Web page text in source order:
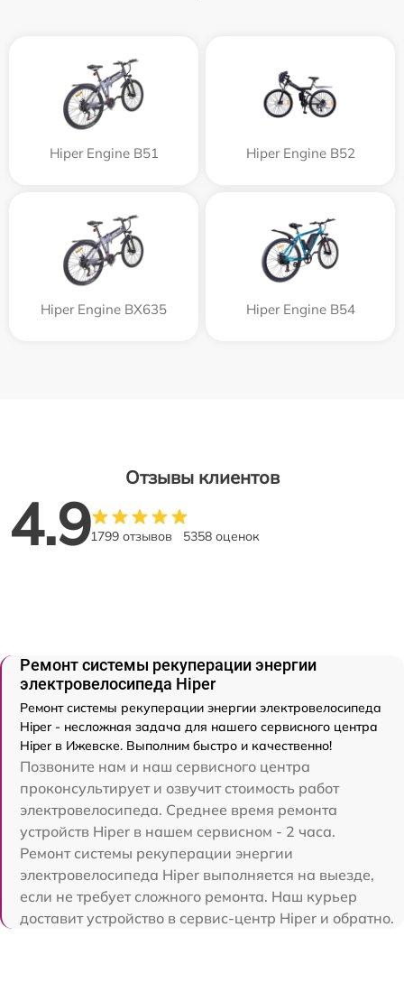
Hiper Engine B51 Hiper Engine B52
Hiper Engine BX635 Hiper Engine B54
Отзывы клиентов
4.91799 отзывов 5358 оценок
Ремонт системы рекуперации энергии
электровелосипеда Hiper
Ремонт системы рекуперации энергии электровелосипеда
Hiper - несложная задача для нашего сервисного центра
Hiper в Ижевске. Выполним быстро и качественно!
Позвоните нам и наш сервисного центра
проконсультирует и озвучит стоимость работ
электровелосипеда. Среднее время ремонта
устройств Hiper в нашем сервисном - 2 часа.
Ремонт системы рекуперации энергии
электровелосипеда Hiper выполняется на выезде,
если не требует сложного ремонта. Наш курьер
доставит устройство в сервис-центр Hiper и обратно.